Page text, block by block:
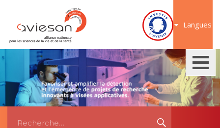
contenu
Langues
Recherche